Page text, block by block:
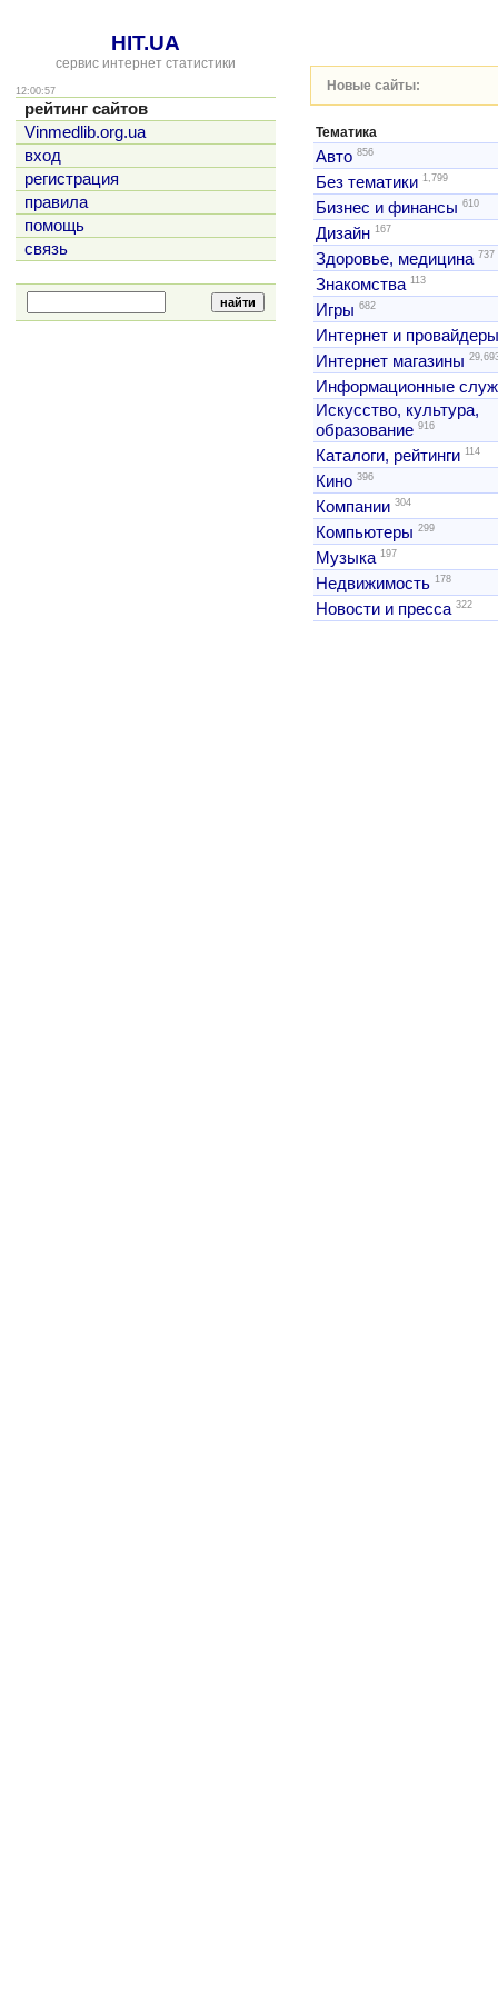
HIT.UA
сервис интернет статистики
12:00:57
рейтинг сайтов
Vinmedlib.org.ua
вход
регистрация
правила
помощь
связь
Новые сайты:
Тематика
Авто 856
Без тематики 1,799
Бизнес и финансы 610
Дизайн 167
Здоровье, медицина 737
Знакомства 113
Игры 682
Интернет и провайдеры
Интернет магазины
Информационные
Искусство, культура,
образование 916
Каталоги, рейтинги 114
Кино 396
Компании 304
Компьютеры 299
Музыка 197
Недвижимость 178
Новости и пресса 322